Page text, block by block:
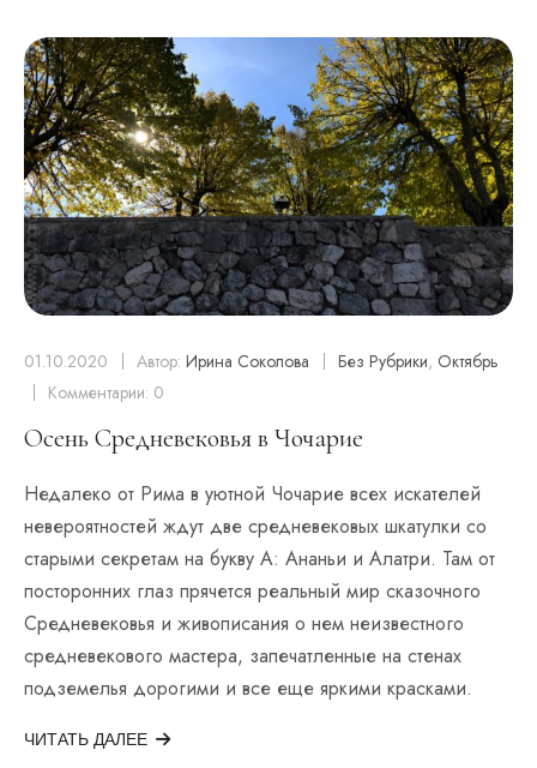
01.10.2020 Автор: Ирина Соколова Без Рубрики, Октябрь
Комментарии: 0
Осень Средневековья в Чочарие
Недалеко от Рима в уютной Чочарие всех искателей
невероятностей ждут две средневековых шкатулки со
старыми секретам на букву А: Ананьи и Алатри. Там от
посторонних глаз прячется реальный мир сказочного
Средневековья и живописания о нем неизвестного
средневекового мастера, запечатленные на стенах
подземелья дорогими и все еще яркими красками.
ЧИТАТЬ ДАЛЕЕ